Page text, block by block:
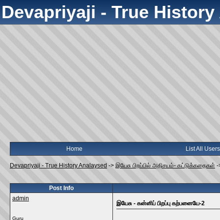
Devapriyaji - True
Home List All Users
Devapriyaji - True History Analaysed -> இயேசு பிறப்பில் அதிசயம்- கட்டுக்கதைகள்
Post Info
admin
Guru
இயேசு - கன்னிப் பிறப்பு கற்பனையே-2